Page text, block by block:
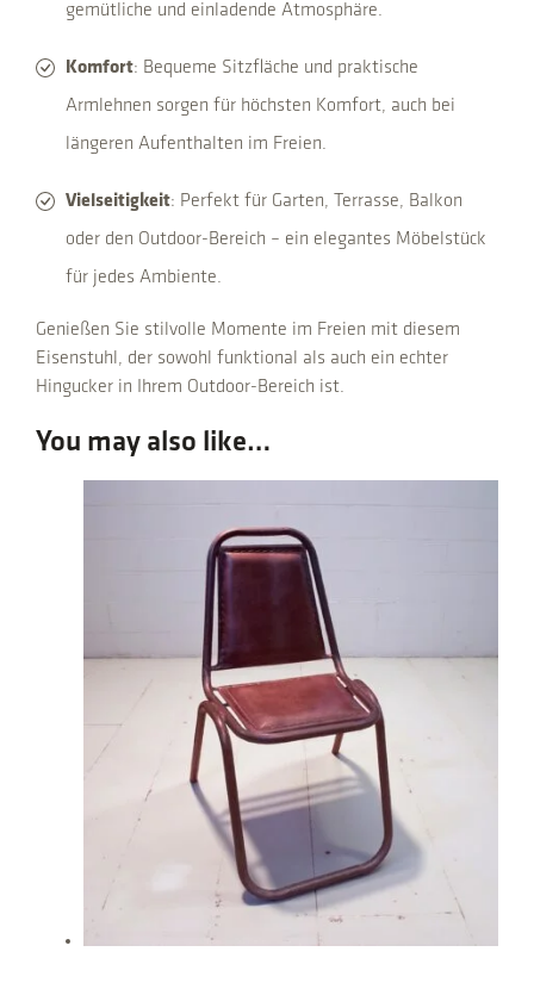
gemütliche und einladende Atmosphäre.
Komfort: Bequeme Sitzfläche und praktische
Armlehnen sorgen für höchsten Komfort, auch bei
längeren Aufenthalten im Freien.
Vielseitigkeit: Perfekt für Garten, Terrasse, Balkon
oder den Outdoor-Bereich – ein elegantes Möbelstück
für jedes Ambiente.
Genießen Sie stilvolle Momente im Freien mit diesem
Eisenstuhl, der sowohl funktional als auch ein echter
Hingucker in Ihrem Outdoor-Bereich ist.
You may also like…